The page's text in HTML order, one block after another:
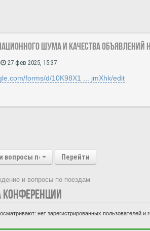
шума и качества
27 фев 2025, 15:37
forms/d/10K98X1 ... jmXhk/edit
по поездамПерейти
и вопросы по поездам
КОНФЕРЕНЦИИ
нет зарегистрированных пользователей и